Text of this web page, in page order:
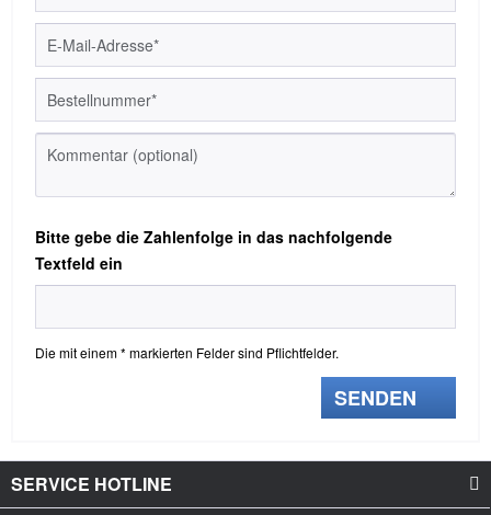
Bitte gebe die Zahlenfolge in das nachfolgende
Textfeld ein
Die mit einem * markierten Felder sind Pflichtfelder.
SENDEN
SERVICE HOTLINE